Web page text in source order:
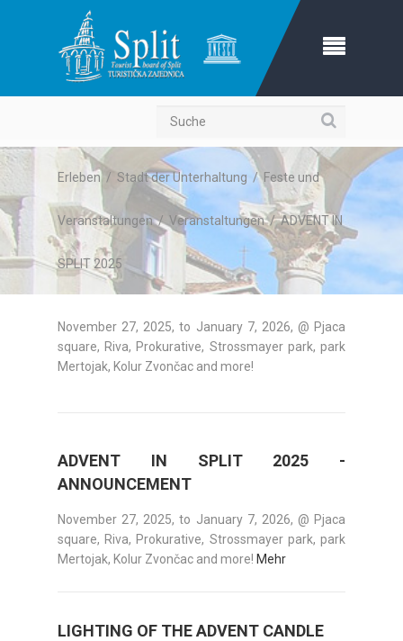
Suche
Erleben / Stadt der Unterhaltung /Feste und
Veranstaltungen/ Veranstaltungen/ADVENT IN
SPLIT 2025
November 27, 2025, to January 7, 2026, @ Pjaca
square, Riva, Prokurative, Strossmayer park, park
Mertojak, Kolur Zvončac and more!
ADVENT IN SPLIT 2025 -
ANNOUNCEMENT
November 27, 2025, to January 7, 2026, @ Pjaca
square, Riva, Prokurative, Strossmayer park, park
Mertojak, Kolur Zvončac and more! Mehr
LIGHTING OF THE ADVENT CANDLE